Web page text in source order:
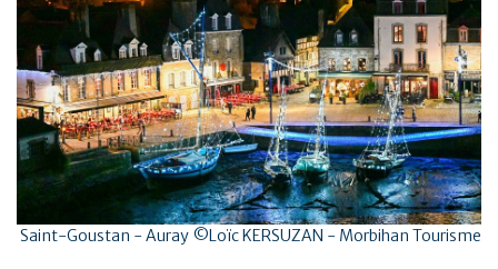
Saint-Goustan - Auray ©Loïc KERSUZAN - Morbihan Tourisme